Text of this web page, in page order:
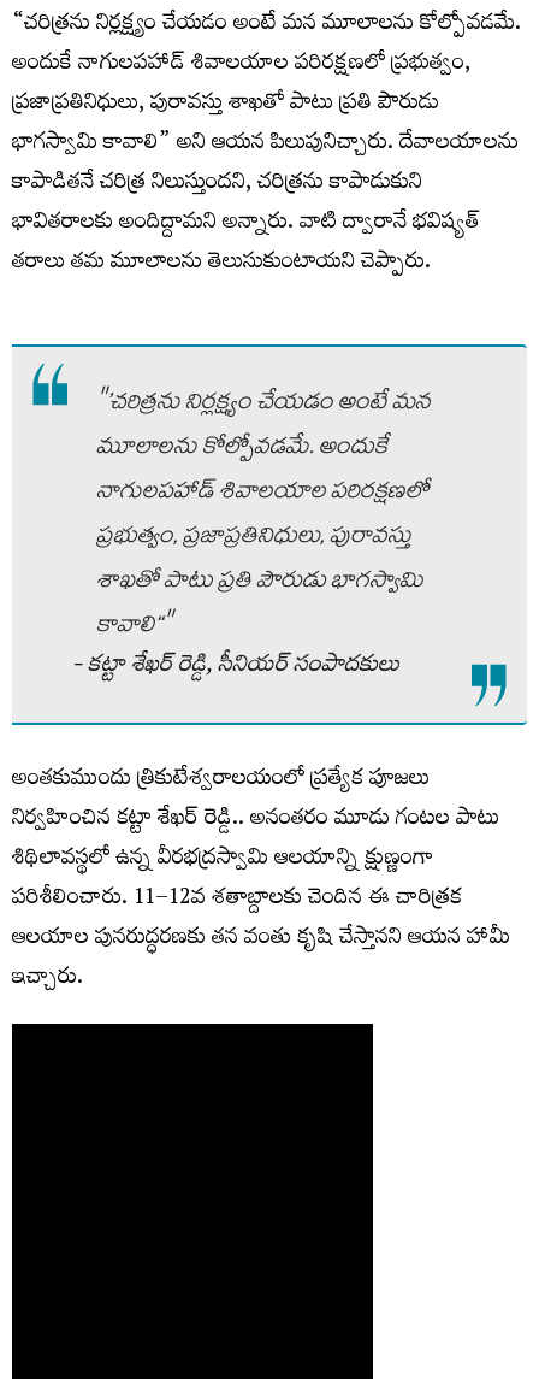
“చరిత్రను నిర్లక్ష్యం చేయడం అంటే మన మూలాలను కోల్పోవడమే.
అందుకే నాగులపహాడ్ శివాలయాల పరిరక్షణలో ప్రభుత్వం,
ప్రజాప్రతినిధులు, పురావస్తు శాఖతో పాటు ప్రతి పౌరుడు
భాగస్వామి కావాలి” అని ఆయన పిలుపునిచ్చారు. దేవాలయాలను
కాపాడితనే చరిత్ర నిలుస్తుందని, చరిత్రను కాపాడుకుని
భావితరాలకు అందిద్దామని అన్నారు. వాటి ద్వారానే భవిష్యత్‌
తరాలు తమ మూలాలను తెలుసుకుంటాయని చెప్పారు.
"’చరిత్రను నిర్లక్ష్యం చేయడం అంటే మన
మూలాలను కోల్పోవడమే. అందుకే
నాగులపహాడ్ శివాలయాల పరిరక్షణలో
ప్రభుత్వం, ప్రజాప్రతినిధులు, పురావస్తు
శాఖతో పాటు ప్రతి పౌరుడు భాగస్వామి
కావాలి‘‘"
- కట్టా శేఖర్‌ రెడ్డి, సీనియర్‌ సంపాదకులు
అంతకుముందు త్రికుటేశ్వరాలయంలో ప్రత్యేక పూజలు
నిర్వహించిన కట్టా శేఖర్ రెడ్డి.. అనంతరం మూడు గంటల పాటు
శిథిలావస్థలో ఉన్న వీరభద్రస్వామి ఆలయాన్ని క్షుణ్ణంగా
పరిశీలించారు. 11–12వ శతాబ్దాలకు చెందిన ఈ చారిత్రక
ఆలయాల పునరుద్ధరణకు తన వంతు కృషి చేస్తానని ఆయన హామీ
ఇచ్చారు.